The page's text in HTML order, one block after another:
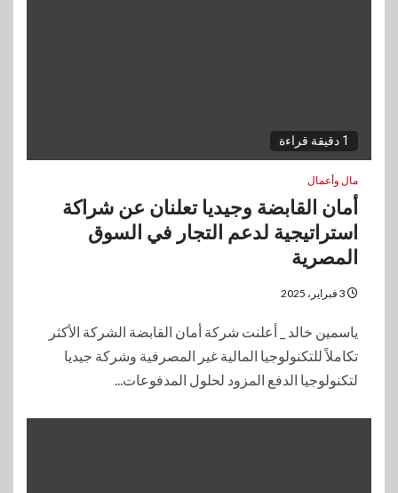
1 دقيقة قراءة
مال وأعمال
أمان القابضة وجيديا تعلنان عن شراكة
استراتيجية لدعم التجار في السوق
المصرية
ياسمين خالد _ أعلنت شركة أمان القابضة الشركة الأكثر
تكاملاً للتكنولوجيا المالية غير المصرفية وشركة جيديا
لتكنولوجيا الدفع المزود لحلول المدفوعات...